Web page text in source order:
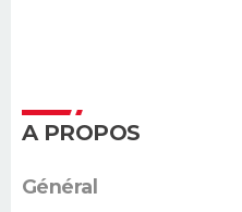
A PROPOS
Général